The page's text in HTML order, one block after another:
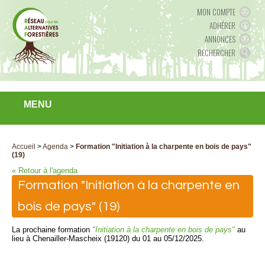
MON COMPTE
ADHÉRER
ANNONCES
RECHERCHER
MENU
Accueil >Agenda > Formation "Initiation à la charpente en bois de pays"
(19)
« Retour à l'agenda
Formation "Initiation à la charpente en
bois de pays" (19)
La prochaine formation "Initiation à la charpente en bois de pays" au
lieu à Chenailler-Mascheix (19120) du 01 au 05/12/2025.